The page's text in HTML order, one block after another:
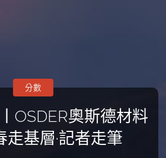
OSDER奧斯德材料
走基層·記者走筆
分數